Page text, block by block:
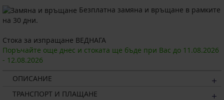
Безплатна замяна и връщане в рамките
на 30 дни.
Стока за изпращане ВЕДНАГА
Поръчайте още днес и стоката ще бъде при Вас до 11.08.2026
- 12.08.2026
ОПИСАНИЕ
ТРАНСПОРТ И ПЛАЩАНЕ